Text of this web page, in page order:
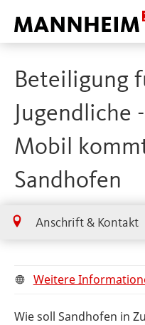
Beteiligung
Jugendliche
Mobil
Sandhofen
Anschrift & Kontakt
Weitere
Wie soll Sandhofen in